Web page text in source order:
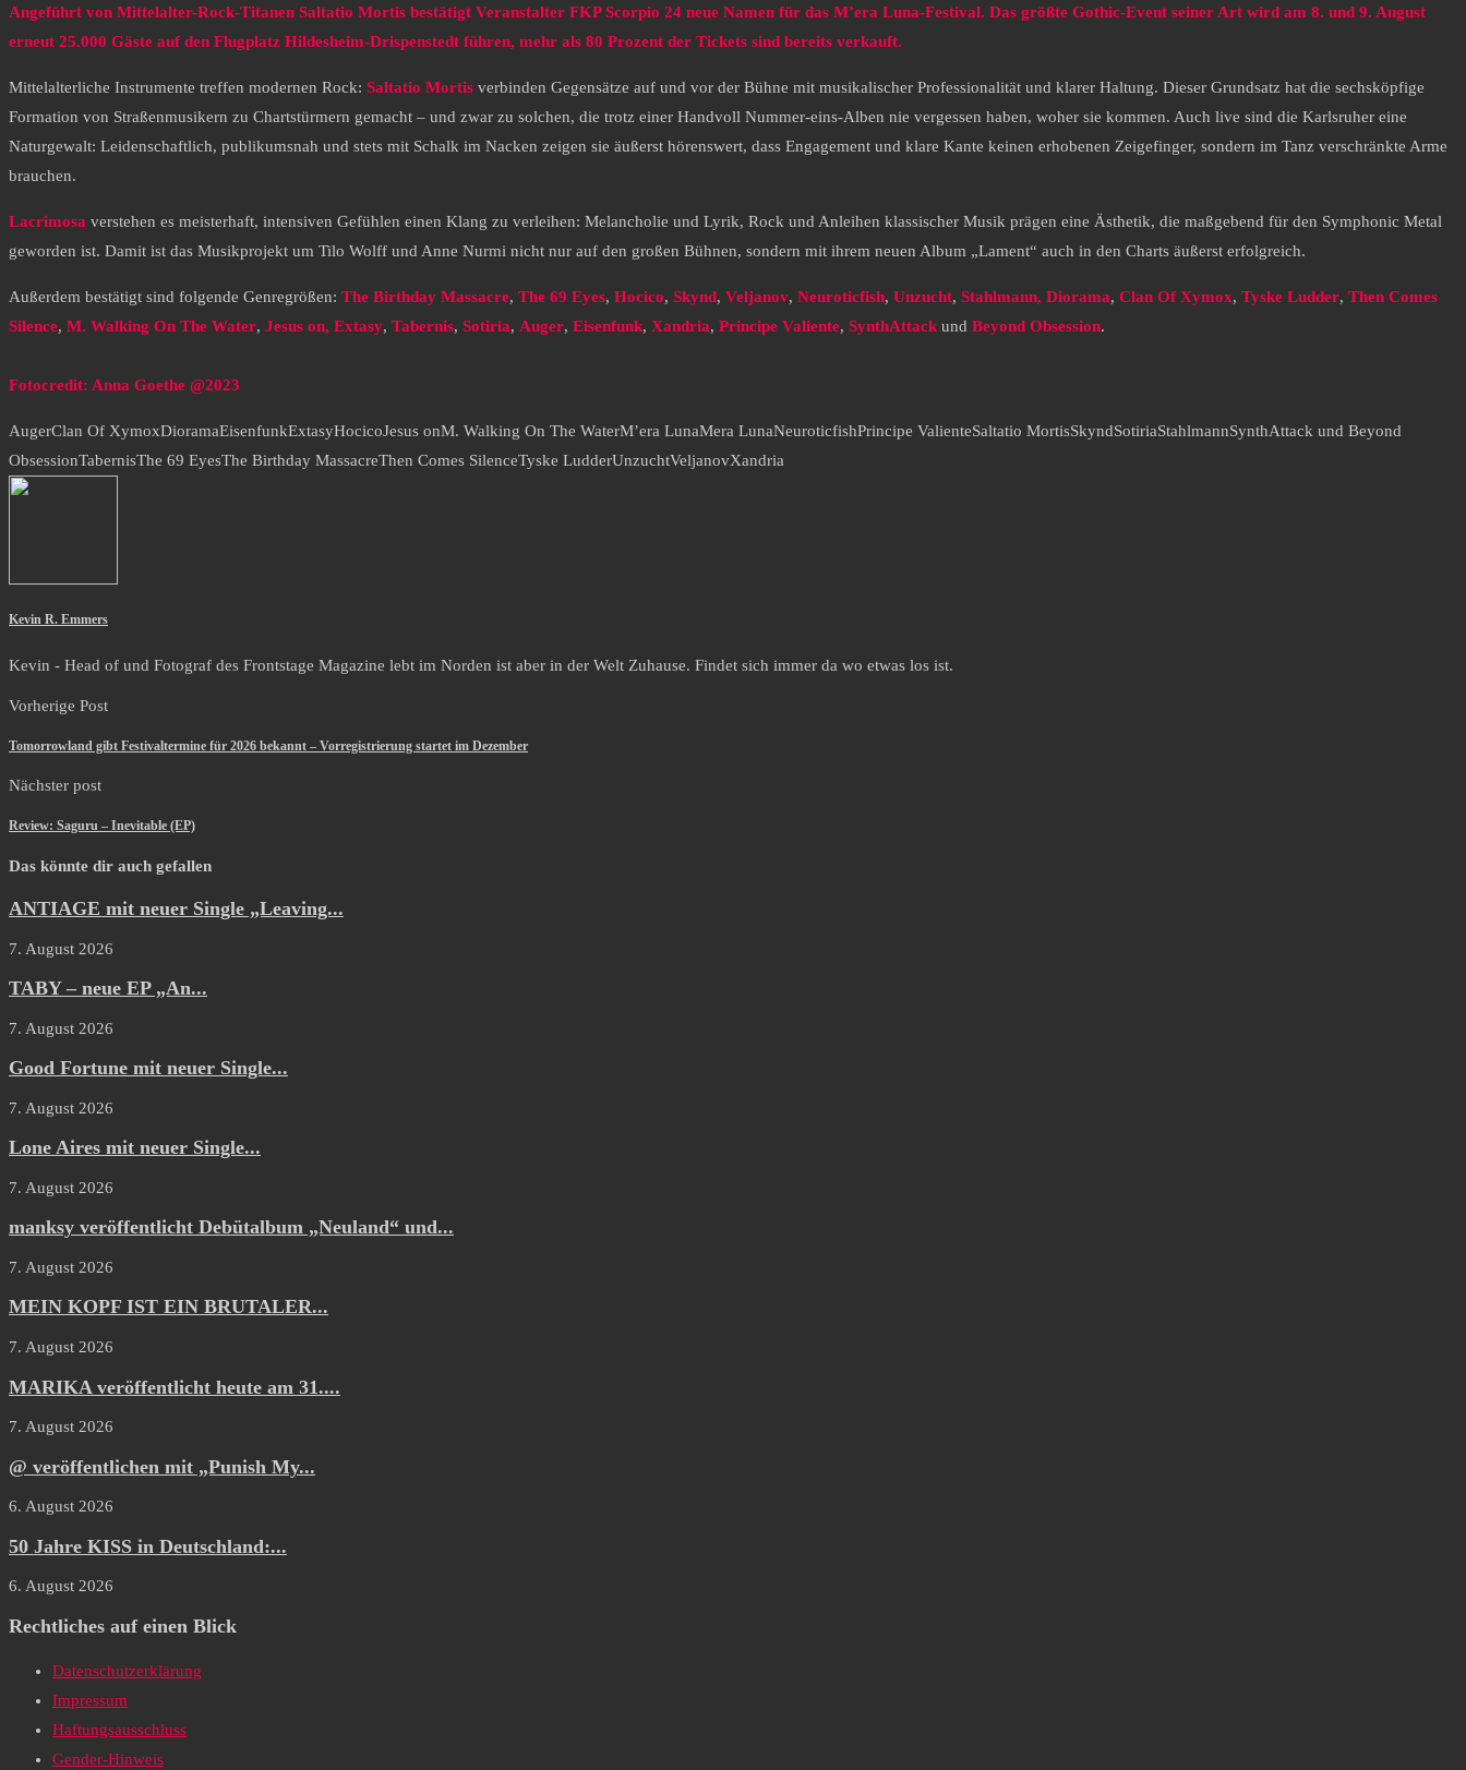
Angeführt von Mittelalter-Rock-Titanen Saltatio Mortis bestätigt Veranstalter FKP Scorpio 24 neue Namen für das M’era Luna-Festival. Das größte Gothic-Event seiner Art wird am 8. und 9. August
erneut 25.000 Gäste auf den Flugplatz Hildesheim-Drispenstedt führen, mehr als 80 Prozent der Tickets sind bereits verkauft.
Mittelalterliche Instrumente treffen modernen Rock: Saltatio Mortis verbinden Gegensätze auf und vor der Bühne mit musikalischer Professionalität und klarer Haltung. Dieser Grundsatz hat die sechsköpfige
Formation von Straßenmusikern zu Chartstürmern gemacht – und zwar zu solchen, die trotz einer Handvoll Nummer-eins-Alben nie vergessen haben, woher sie kommen. Auch live sind die Karlsruher eine
Naturgewalt: Leidenschaftlich, publikumsnah und stets mit Schalk im Nacken zeigen sie äußerst hörenswert, dass Engagement und klare Kante keinen erhobenen Zeigefinger, sondern im Tanz verschränkte Arme
brauchen.
Lacrimosa verstehen es meisterhaft, intensiven Gefühlen einen Klang zu verleihen: Melancholie und Lyrik, Rock und Anleihen klassischer Musik prägen eine Ästhetik, die maßgebend für den Symphonic Metal
geworden ist. Damit ist das Musikprojekt um Tilo Wolff und Anne Nurmi nicht nur auf den großen Bühnen, sondern mit ihrem neuen Album „Lament“ auch in den Charts äußerst erfolgreich.
Außerdem bestätigt sind folgende Genregrößen: The Birthday Massacre, The 69 Eyes, Hocico, Skynd, Veljanov, Neuroticfish, Unzucht, Stahlmann, Diorama, Clan Of Xymox, Tyske Ludder, Then Comes
Silence, M. Walking On The Water, Jesus on, Extasy, Tabernis, Sotiria, Auger, Eisenfunk, Xandria, Principe Valiente, SynthAttackund Beyond Obsession.
Fotocredit: Anna Goethe @2023
AugerClan Of XymoxDioramaEisenfunkExtasyHocicoJesus onM. Walking On The WaterM’era LunaMera LunaNeuroticfishPrincipe ValienteSaltatio MortisSkyndSotiriaStahlmannSynthAttack und Beyond
ObsessionTabernisThe 69 EyesThe Birthday MassacreThen Comes SilenceTyske LudderUnzuchtVeljanovXandria
Kevin R. Emmers
Kevin - Head of und Fotograf des Frontstage Magazine lebt im Norden ist aber in der Welt Zuhause. Findet sich immer da wo etwas los ist.
Vorherige Post
Tomorrowland gibt Festivaltermine für 2026 bekannt – Vorregistrierung startet im Dezember
Nächster post
Review: Saguru – Inevitable (EP)
Das könnte dir auch gefallen
ANTIAGE mit neuer Single „Leaving...
7. August 2026
TABY – neue EP „An...
7. August 2026
Good Fortune mit neuer Single...
7. August 2026
Lone Aires mit neuer Single...
7. August 2026
manksy veröffentlicht Debütalbum „Neuland“ und...
7. August 2026
MEIN KOPF IST EIN BRUTALER...
7. August 2026
MARIKA veröffentlicht heute am 31....
7. August 2026
@ veröffentlichen mit „Punish My...
6. August 2026
50 Jahre KISS in Deutschland:...
6. August 2026
Rechtliches auf einen Blick
Datenschutzerklärung
Impressum
Haftungsausschluss
Gender-Hinweis